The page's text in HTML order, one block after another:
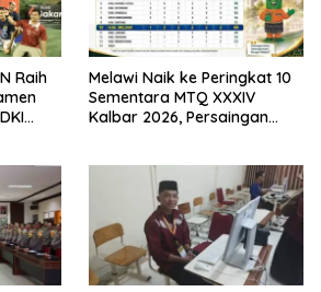
Raih
Melawi Naik ke Peringkat 10
Sementara MTQ XXXIV
Kalbar 2026, Persaingan